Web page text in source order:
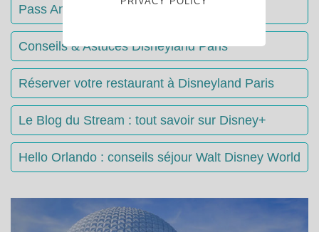
Pass Annuels Disney : informations
Conseils & Astuces Disneyland Paris
Réserver votre restaurant à Disneyland Paris
Le Blog du Stream : tout savoir sur Disney+
Hello Orlando : conseils séjour Walt Disney World